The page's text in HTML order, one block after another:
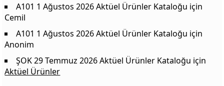
A101 1 Ağustos 2026 Aktüel Ürünler Kataloğu için
Cemil
A101 1 Ağustos 2026 Aktüel Ürünler Kataloğu için
Anonim
ŞOK 29 Temmuz 2026 Aktüel Ürünler Kataloğu için
Aktüel Ürünler